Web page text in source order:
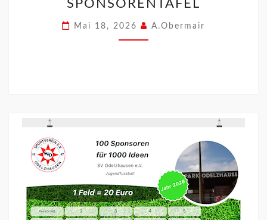
PONSORENTAFEL
Mai 18, 2026 A.Obermair